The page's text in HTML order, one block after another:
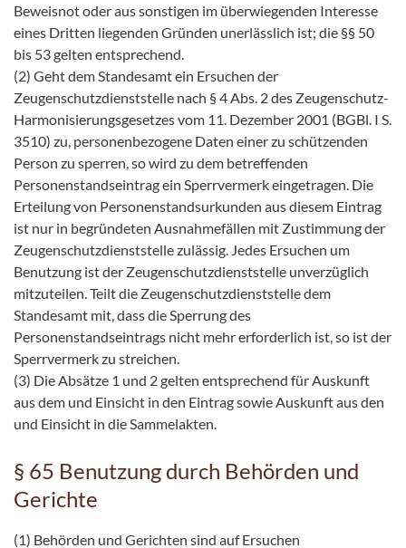
Beweisnot oder aus sonstigen im überwiegenden Interesse
eines Dritten liegenden Gründen unerlässlich ist; die §§ 50
bis 53 gelten entsprechend.
(2) Geht dem Standesamt ein Ersuchen der
Zeugenschutzdienststelle nach § 4 Abs. 2 des Zeugenschutz-
Harmonisierungsgesetzes vom 11. Dezember 2001 (BGBl. I S.
3510) zu, personenbezogene Daten einer zu schützenden
Person zu sperren, so wird zu dem betreffenden
Personenstandseintrag ein Sperrvermerk eingetragen. Die
Erteilung von Personenstandsurkunden aus diesem Eintrag
ist nur in begründeten Ausnahmefällen mit Zustimmung der
Zeugenschutzdienststelle zulässig. Jedes Ersuchen um
Benutzung ist der Zeugenschutzdienststelle unverzüglich
mitzuteilen. Teilt die Zeugenschutzdienststelle dem
Standesamt mit, dass die Sperrung des
Personenstandseintrags nicht mehr erforderlich ist, so ist der
Sperrvermerk zu streichen.
(3) Die Absätze 1 und 2 gelten entsprechend für Auskunft
aus dem und Einsicht in den Eintrag sowie Auskunft aus den
und Einsicht in die Sammelakten.
§ 65 Benutzung durch Behörden und
Gerichte
(1) Behörden und Gerichten sind auf Ersuchen